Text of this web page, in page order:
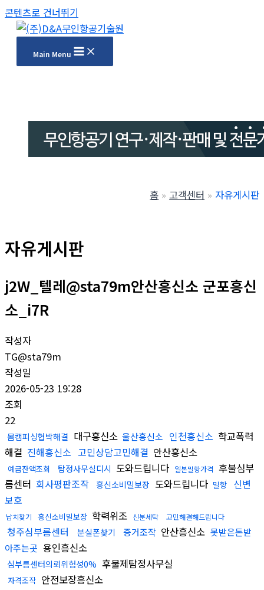
콘텐츠로 건너뛰기
Main Menu
홈 고객센터 자유게시판
자유게시판
j2W_텔레@sta79m안산흥신소 군포흥신
소_i7R
작성자
TG@sta79m
작성일
2026-05-23 19:28
조회
22
몸캠피싱협박해결 대구흥신소 울산흥신소 인천흥신소 학교폭력
해결 진해흥신소 고민상담고민해결 안산흥신소
예금잔액조회 탐정사무실디시 도와드립니다 일본밀항가격 후불심부
름센터 회사평판조작 흥신소비밀보장 도와드립니다 밀항
신변
보호
납치찾기 흥신소비밀보장 학력위조 신분세탁 고민해결해드립니다
청주심부름센터 분실폰찾기 증거조작 안산흥신소 못받은돈받
아주는곳 용인흥신소
심부름센터의뢰위험성0% 후불제탐정사무실
자격조작 안전보장흥신소